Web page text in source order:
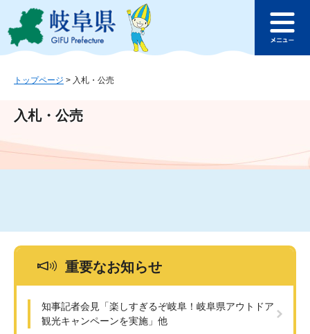
ジ
ュ
文
このページの本文へ
ュ
トップページ > 入札・公売
入札・公売
重要なお知らせ
知事記者会見「楽しすぎるぞ岐阜！岐阜県アウトドア
観光キャンペーンを実施」他